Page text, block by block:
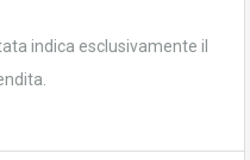
indica esclusivamente il